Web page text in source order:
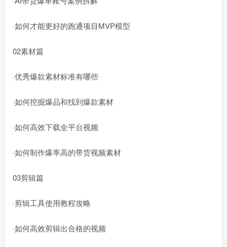
·如何才能更好的跑通项目MVP模型
02素材篇
·优秀爆款素材标准有哪些
·如何挖掘爆品和找到爆款素材
·如何高效下载全平台视频
·如何制作爆率高的带货视频素材
03剪辑篇
·剪辑工具使用教程攻略
·如何高效剪辑出合格的视频